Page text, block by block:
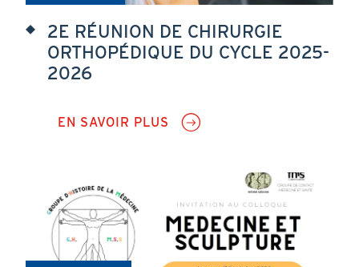
2E RÉUNION DE CHIRURGIE
ORTHOPÉDIQUE DU CYCLE 2025-
2026
EN SAVOIR PLUS
SUR
ORTHOPÉDIQUE
DU
CYCLE
2025-
2026